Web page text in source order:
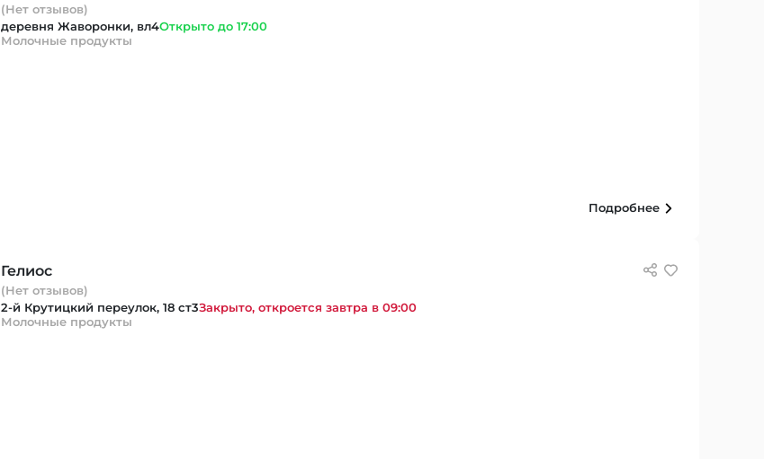
(Нет отзывов)
деревня Жаворонки, вл4Открыто до 17:00
Молочные продукты
Подробнее
Гелиос
(Нет отзывов)
2-й Крутицкий переулок, 18 ст3Закрыто, откроется завтра в 09:00
Молочные продукты